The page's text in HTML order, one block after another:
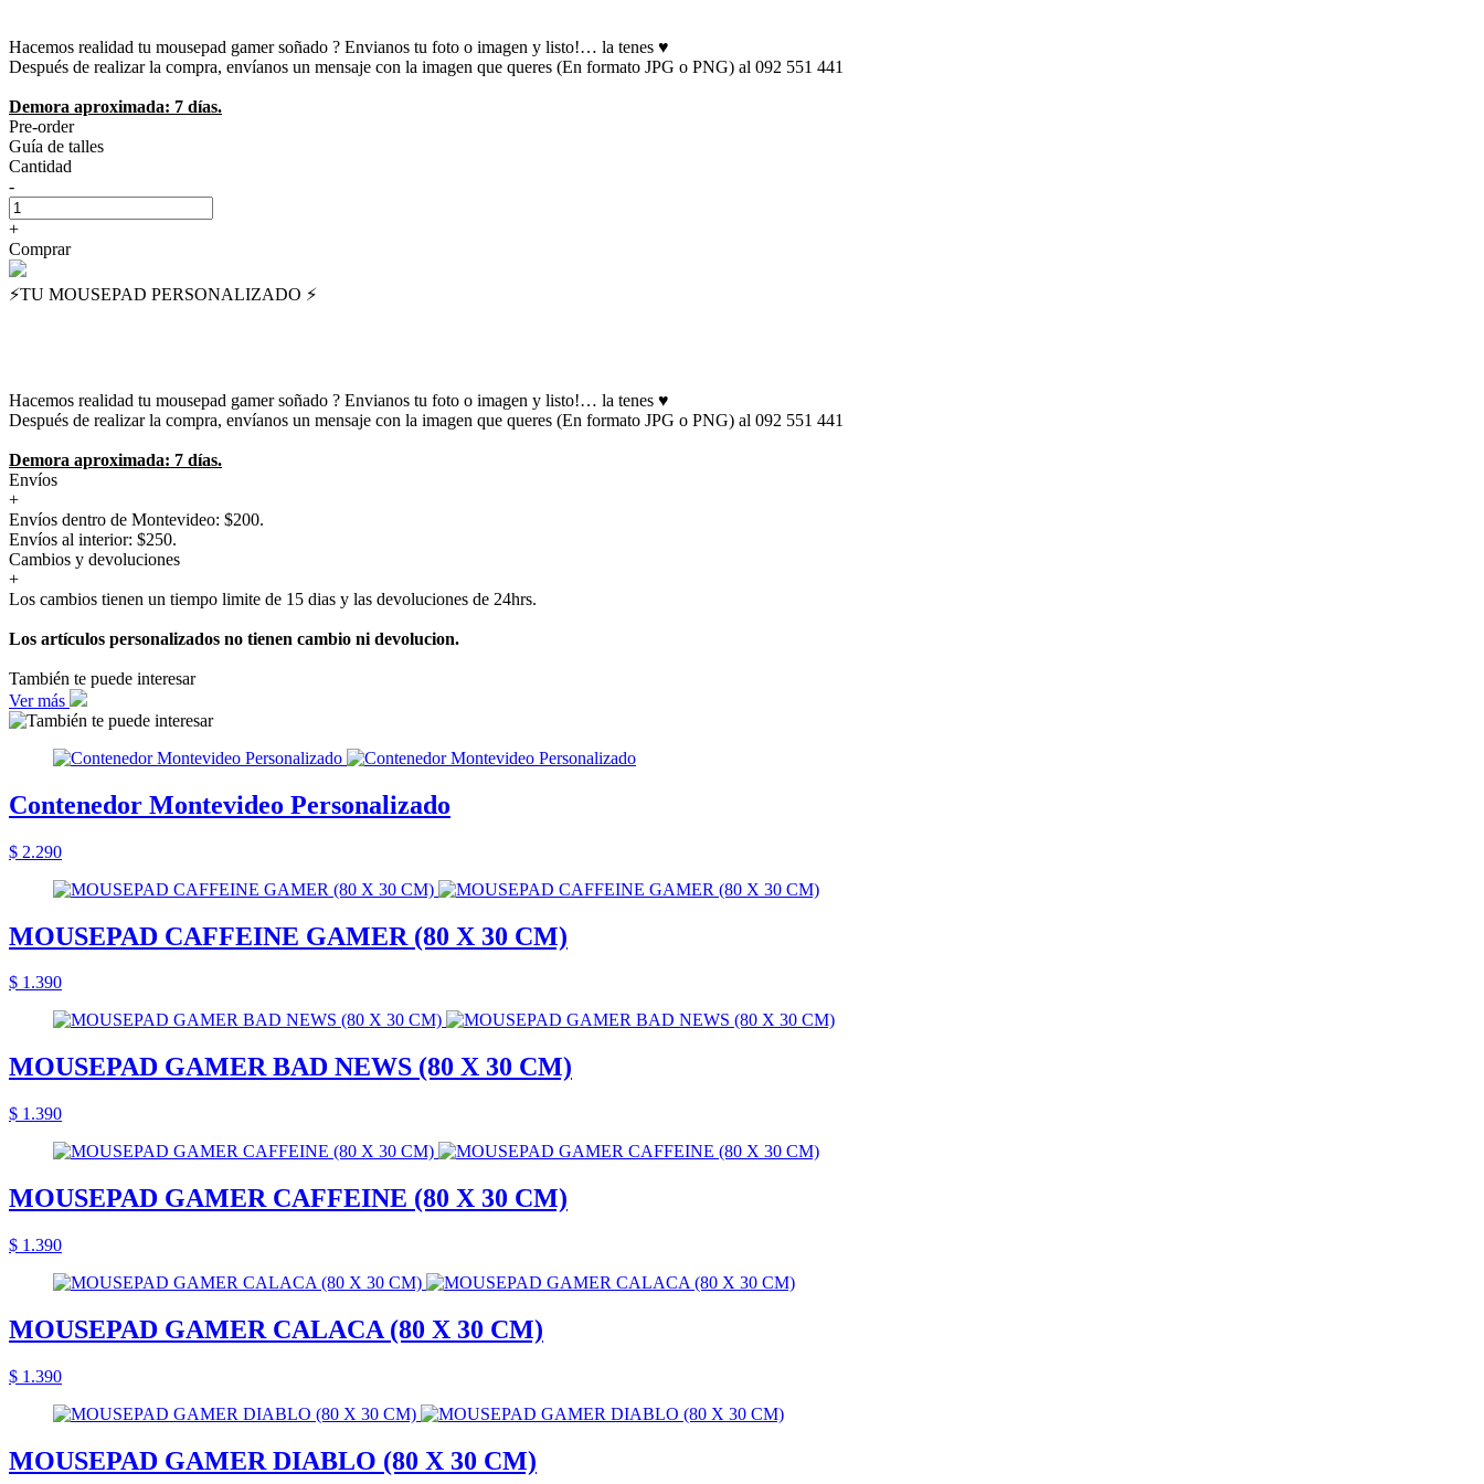
Hacemos realidad tu mousepad gamer soñado ? Envianos tu foto o imagen y listo!… la tenes ♥️
️Después de realizar la compra, envíanos un mensaje con la imagen que queres (En formato JPG o PNG) al 092 551 441
Demora aproximada: 7 días.
Pre-order
Guía de talles
Cantidad
-
+
Comprar
⚡️TU MOUSEPAD PERSONALIZADO ⚡
Hacemos realidad tu mousepad gamer soñado ? Envianos tu foto o imagen y listo!… la tenes ♥️
️Después de realizar la compra, envíanos un mensaje con la imagen que queres (En formato JPG o PNG) al 092 551 441
Demora aproximada: 7 días.
Envíos
+
Envíos dentro de Montevideo: $200.
Envíos al interior: $250.
Cambios y devoluciones
+
Los cambios tienen un tiempo limite de 15 dias y las devoluciones de 24hrs.
Los artículos personalizados no tienen cambio ni devolucion.
También te puede interesar
Ver más
Contenedor Montevideo Personalizado
$ 2.290
MOUSEPAD CAFFEINE GAMER (80 X 30 CM)
$ 1.390
MOUSEPAD GAMER BAD NEWS (80 X 30 CM)
$ 1.390
MOUSEPAD GAMER CAFFEINE (80 X 30 CM)
$ 1.390
MOUSEPAD GAMER CALACA (80 X 30 CM)
$ 1.390
MOUSEPAD GAMER DIABLO (80 X 30 CM)